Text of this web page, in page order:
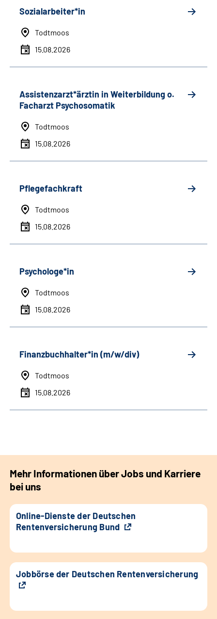
Sozialarbeiter*in
Todtmoos
15.08.2026
Assistenzarzt*ärztin in Weiterbildung o.
Facharzt Psychosomatik
Todtmoos
15.08.2026
Pflegefachkraft
Todtmoos
15.08.2026
Psychologe*in
Todtmoos
15.08.2026
Finanzbuchhalter*in (m/w/div)
Todtmoos
15.08.2026
Mehr Informationen über Jobs und Karriere
bei uns
Online-Dienste der Deutschen
Rentenversicherung Bund
Jobbörse der Deutschen Rentenversicherung